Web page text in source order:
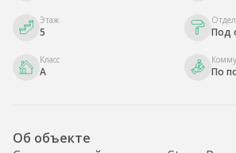
Этаж
5 Под
Класс
A По
Об объекте